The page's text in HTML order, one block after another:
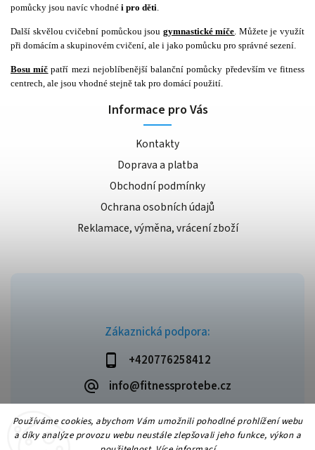
Používáme cookies, abychom Vám umožnili pohodlné prohlížení webu
a díky analýze provozu webu neustále zlepšovali jeho funkce, výkon a
pomůcky jsou navíc vhodné i pro děti.
Další skvělou cvičební pomůckou jsou gymnastické míče. Můžete je využít
při domácím a skupinovém cvičení, ale i jako pomůcku pro správné sezení.
Bosu míč patří mezi nejoblíbenější balanční pomůcky především ve fitness
centrech, ale jsou vhodné stejně tak pro domácí použití.
Zákaznická podpora:
+420776258412
info@fitnessprotebe.cz
Informace pro Vás
Kontakty
Doprava a platba
Obchodní podmínky
Ochrana osobních údajů
Reklamace, výměna, vrácení zboží